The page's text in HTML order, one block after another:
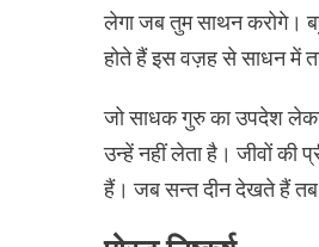
लेगा जब तुम साथन करोगे।
होते हैं इस वज़ह से साधन में
जो साधक गुरु का उपदेश
उन्हें नहीं लेता है। जीवों की
हैं। जब सन्त दीन देखते हैं